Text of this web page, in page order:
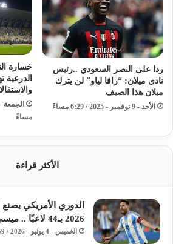
ردا على النصر السعودي ..رئيس
نادي ميلان: “رافا لياو” لن يترك
ميلان هذا الصيف
الأحد - 9 نوفمبر - 2025 / 6:29 مساءً
خسارة
مساءً
الأكثر قراءة
الدوري الأمريكي
2026 بـ44 لاعبًا .. ميسي يتصدر القائمة
الخميس - 4 يونيو - 2026 / 12:59 مساءً